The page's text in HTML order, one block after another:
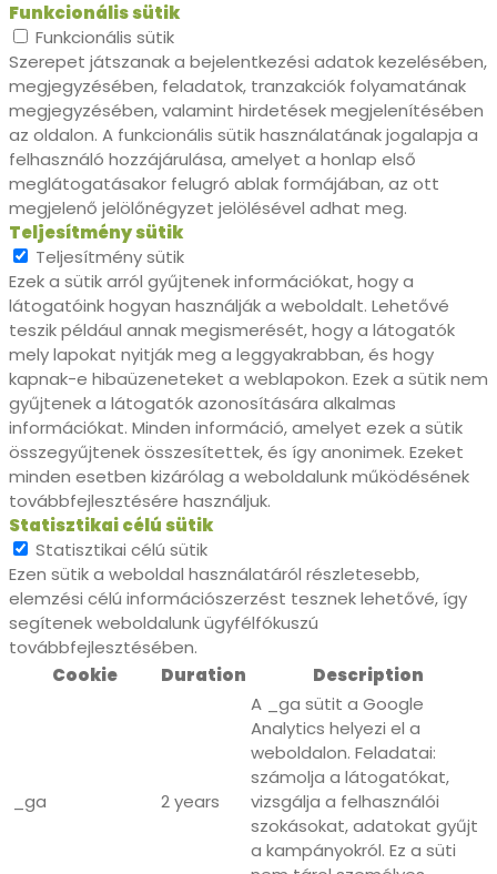
Funkcionális sütik
Funkcionális sütik
Szerepet játszanak a bejelentkezési adatok kezelésében,
megjegyzésében, feladatok, tranzakciók folyamatának
megjegyzésében, valamint hirdetések megjelenítésében
az oldalon. A funkcionális sütik használatának jogalapja a
felhasználó hozzájárulása, amelyet a honlap első
meglátogatásakor felugró ablak formájában, az ott
megjelenő jelölőnégyzet jelölésével adhat meg.
Teljesítmény sütik
Teljesítmény sütik
Ezek a sütik arról gyűjtenek információkat, hogy a
látogatóink hogyan használják a weboldalt. Lehetővé
teszik például annak megismerését, hogy a látogatók
mely lapokat nyitják meg a leggyakrabban, és hogy
kapnak-e hibaüzeneteket a weblapokon. Ezek a sütik nem
gyűjtenek a látogatók azonosítására alkalmas
információkat. Minden információ, amelyet ezek a sütik
összegyűjtenek összesítettek, és így anonimek. Ezeket
minden esetben kizárólag a weboldalunk működésének
továbbfejlesztésére használjuk.
Statisztikai célú sütik
Statisztikai célú sütik
Ezen sütik a weboldal használatáról részletesebb,
elemzési célú információszerzést tesznek lehetővé, így
segítenek weboldalunk ügyfélfókuszú
továbbfejlesztésében.
Cookie
Duration Description
_ga 2 years
A _ga sütit a Google
Analytics helyezi el a
weboldalon. Feladatai:
számolja a látogatókat,
vizsgálja a felhasználói
szokásokat, adatokat gyűjt
a kampányokról. Ez a süti